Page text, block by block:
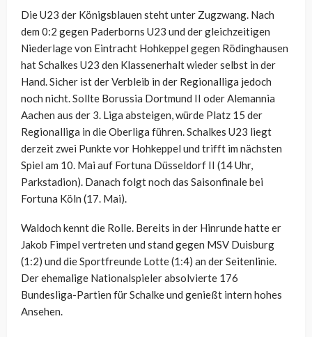
Die U23 der Königsblauen steht unter Zugzwang. Nach
dem 0:2 gegen Paderborns U23 und der gleichzeitigen
Niederlage von Eintracht Hohkeppel gegen Rödinghausen
hat Schalkes U23 den Klassenerhalt wieder selbst in der
Hand. Sicher ist der Verbleib in der Regionalliga jedoch
noch nicht. Sollte Borussia Dortmund II oder Alemannia
Aachen aus der 3. Liga absteigen, würde Platz 15 der
Regionalliga in die Oberliga führen. Schalkes U23 liegt
derzeit zwei Punkte vor Hohkeppel und trifft im nächsten
Spiel am 10. Mai auf Fortuna Düsseldorf II (14 Uhr,
Parkstadion). Danach folgt noch das Saisonfinale bei
Fortuna Köln (17. Mai).
Waldoch kennt die Rolle. Bereits in der Hinrunde hatte er
Jakob Fimpel vertreten und stand gegen MSV Duisburg
(1:2) und die Sportfreunde Lotte (1:4) an der Seitenlinie.
Der ehemalige Nationalspieler absolvierte 176
Bundesliga-Partien für Schalke und genießt intern hohes
Ansehen.